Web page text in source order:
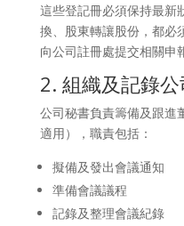
這些登記冊必須保持最新
換、股東轉讓股份，都必
向公司註冊處提交相關申
2. 組織及記錄
公司秘書負責籌備及跟進
適用），職責包括：
擬備及發出會議通知
準備會議議程
記錄及整理會議紀錄